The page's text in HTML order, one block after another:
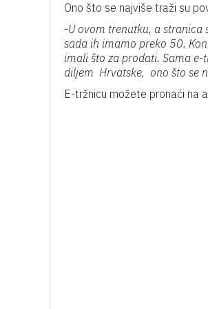
Ono što se najviše traži su
-U ovom trenutku, a stranica
sada ih imamo preko 50.
imali što za prodati. Sama
diljem Hrvatske, ono što se
E-tržnicu možete pronaći na